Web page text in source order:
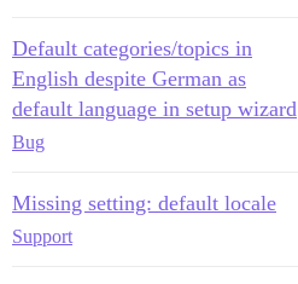
Default categories/topics in
English despite German as
default language in setup wizard
Bug
Missing setting: default locale
Support